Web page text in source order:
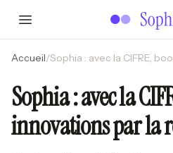
Accueil/
Sophia : avec la
innovations par la